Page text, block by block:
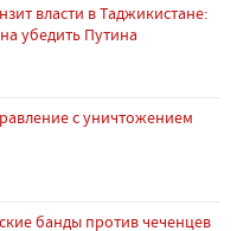
власти в Таджикистане:
убедить Путина
с уничтожением
банды против чеченцев